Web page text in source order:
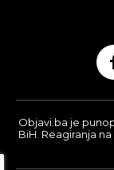
Objavi.ba je
BiH. Reagiranja